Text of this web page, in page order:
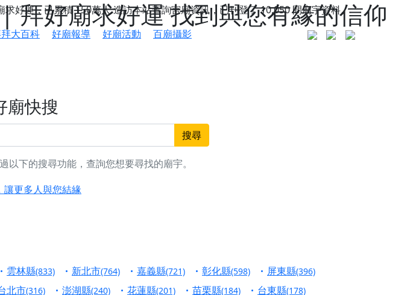
拜好廟求好運 找到與您有緣的信仰
求好運，已累積150萬人造訪本站查詢宮廟資訊，已刊登了10,050間廟宇資料。
大百科 好廟報導 好廟活動 百廟攝影
廟快搜
搜尋
下的搜尋功能，查詢您想要尋找的廟宇。
灣民俗宗教文化
更多人與您結緣
中元普渡大法會，誠邀十方善信大德，一同回到母娘慈悲座前，祈福納祥、慎
會不只是超薦與普渡，更是一份對祖先的感恩、對親人的思念，也是為家人祈
雲林縣(833) 新北市(764) 嘉義縣(721) 彰化縣(598) 屏東縣(396)
北市(316) 澎湖縣(240) 花蓮縣(201) 苗栗縣(184) 台東縣(178)